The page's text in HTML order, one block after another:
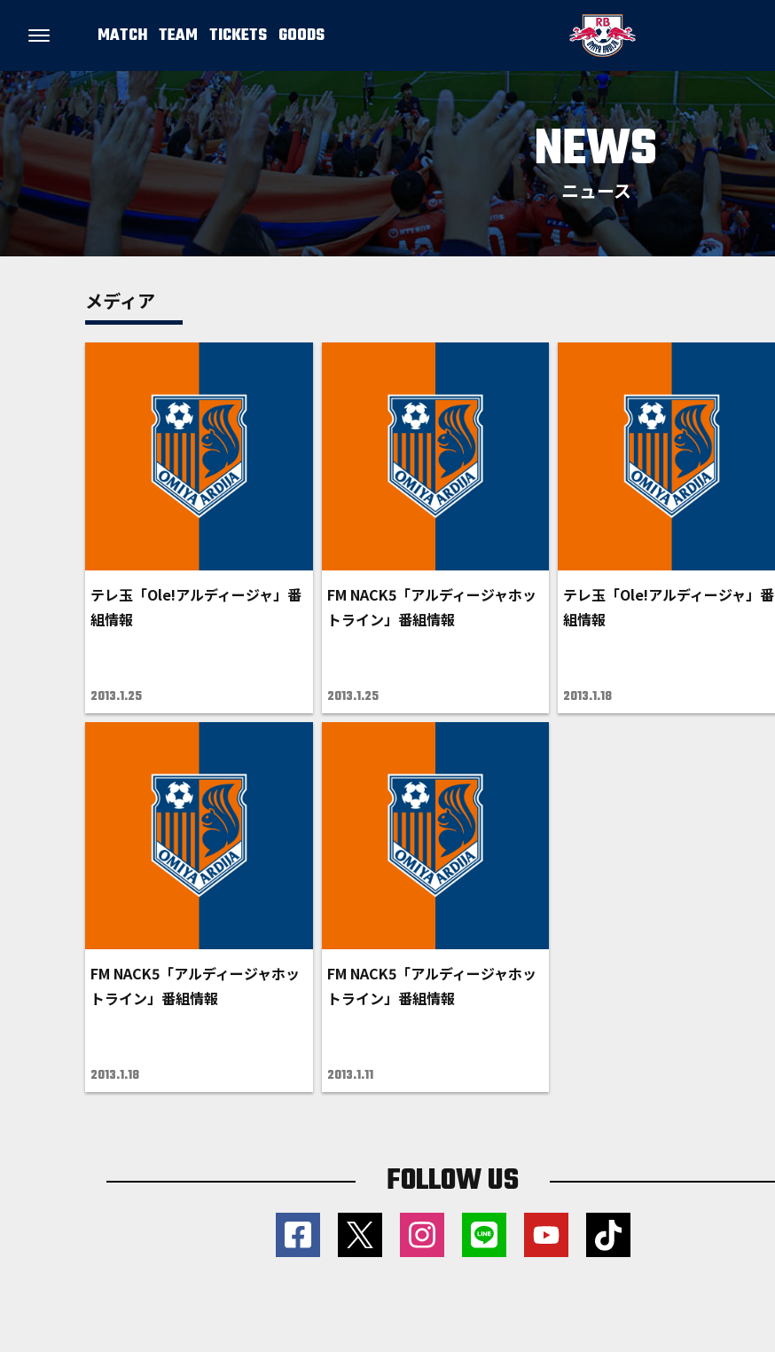
MATCH TEAM TICKETS GOODS
NEWS
ニュース
メディア
テレ玉「Ole!アルディージャ」番
組情報
2013.1.25
FM NACK5「アルディージャホッ
トライン」番組情報
2013.1.25
テレ玉「Ole!アルディージャ」番
組情報
2013.1.18
FM NACK5「アルディージャホッ
トライン」番組情報
2013.1.18
FM NACK5「アルディージャホッ
トライン」番組情報
2013.1.11
FOLLOW US